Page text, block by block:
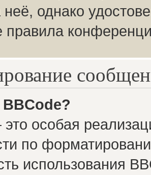
неё, однако
правила
BBCode?
особая
по
использования